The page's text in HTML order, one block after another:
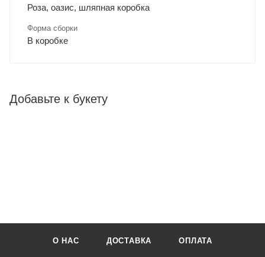
Роза, оазис, шляпная коробка
Форма сборки
В коробке
Добавьте к букету
О НАС ДОСТАВКА ОПЛАТА